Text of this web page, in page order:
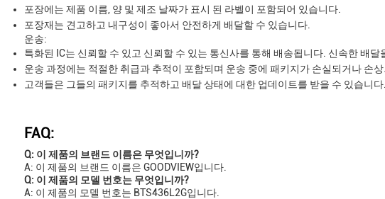
포장에는 제품 이름, 양 및 제조 날짜가 표시 된 라벨이 포함되어 있습니다.
포장재는 견고하고 내구성이 좋아서 안전하게 배달할 수 있습니다.
운송:
특화된 IC는 신뢰할 수 있고 신뢰할 수 있는 통신사를 통해 배송됩니다. 신속한 배달
운송 과정에는 적절한 취급과 추적이 포함되며 운송 중에 패키지가 손실되거나 손
고객들은 그들의 패키지를 추적하고 배달 상태에 대한 업데이트를 받을 수 있습니다.
FAQ:
Q: 이 제품의 브랜드 이름은 무엇입니까?
A: 이 제품의 브랜드 이름은 GOODVIEW입니다.
Q: 이 제품의 모델 번호는 무엇입니까?
A: 이 제품의 모델 번호는 BTS436L2G입니다.